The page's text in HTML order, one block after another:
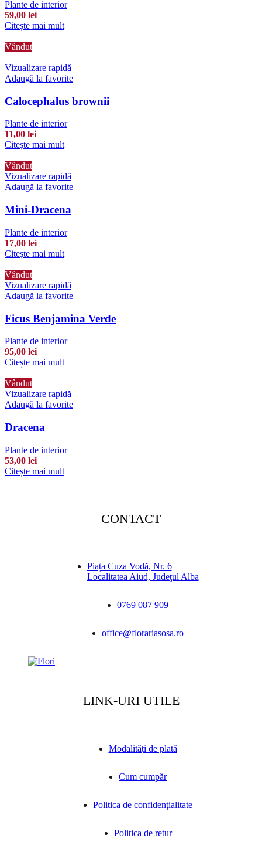
Plante de interior
59,00 lei
Citește mai mult
Vândut
Vizualizare rapidă
Adaugă la favorite
Calocephalus brownii
Plante de interior
11,00 lei
Citește mai mult
Vândut
Vizualizare rapidă
Adaugă la favorite
Mini-Dracena
Plante de interior
17,00 lei
Citește mai mult
Vândut
Vizualizare rapidă
Adaugă la favorite
Ficus Benjamina Verde
Plante de interior
95,00 lei
Citește mai mult
Vândut
Vizualizare rapidă
Adaugă la favorite
Dracena
Plante de interior
53,00 lei
Citește mai mult
CONTACT
Piața Cuza Vodă, Nr. 6
Localitatea Aiud, Judeţul Alba
0769 087 909
office@florariasosa.ro
LINK-URI UTILE
Modalităţi de plată
Cum cumpăr
Politica de confidenţialitate
Politica de retur